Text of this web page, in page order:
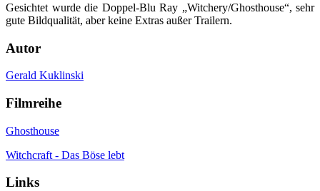
Gesichtet wurde die Doppel-Blu Ray „Witchery/Ghosthouse“, sehr
gute Bildqualität, aber keine Extras außer Trailern.
Autor
Gerald Kuklinski
Filmreihe
Ghosthouse
Witchcraft - Das Böse lebt
Links